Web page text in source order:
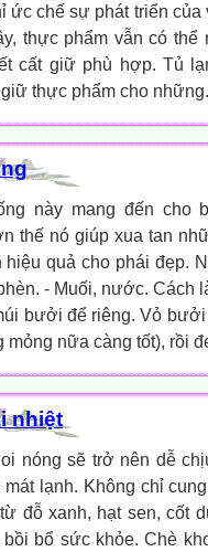
ức chế sự phát triển
thực phẩm vẫn có thể
cất giữ phù hợp. Tủ
thực phẩm cho
này mang đến cho
thế nó giúp xua tan
hiệu quả cho phái đẹp.
- Muối, nước. Cách
bưởi để riêng. Vỏ
mỏng nữa càng tốt), rồi
nhiệt
nóng sẽ trở nên dễ
lạnh. Không chỉ
đỗ xanh, hạt sen, cốt
bổ sức khỏe. Chè